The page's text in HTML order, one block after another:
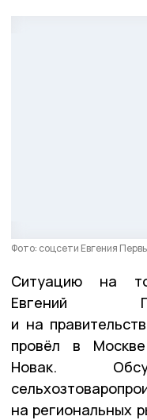
Фото: соцсети Евгения
Ситуацию на
Евгений
и на
провёл в
Новак.
на региональных